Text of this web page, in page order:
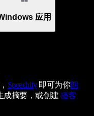
应用
Speechify即可为你朗
成摘要，或创建播客